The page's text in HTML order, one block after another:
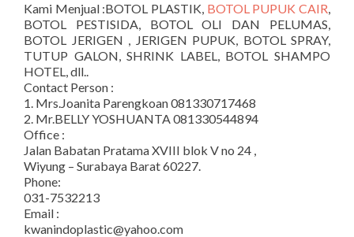
Kami Menjual :BOTOL PLASTIK, BOTOL PUPUK CAIR,
BOTOL PESTISIDA, BOTOL OLI DAN PELUMAS,
BOTOL JERIGEN , JERIGEN PUPUK, BOTOL SPRAY,
TUTUP GALON, SHRINK LABEL, BOTOL SHAMPO
HOTEL, dll..
Contact Person :
1. Mrs.Joanita Parengkoan 081330717468
2. Mr.BELLY YOSHUANTA 081330544894
Office :
Jalan Babatan Pratama XVIII blok V no 24 ,
Wiyung – Surabaya Barat 60227.
Phone:
031-7532213
Email :
kwanindoplastic@yahoo.com